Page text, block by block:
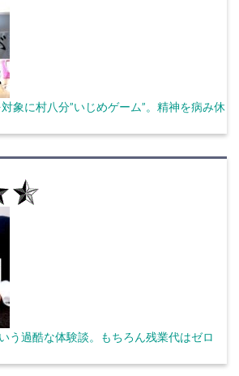
象に村八分”いじめゲーム”。精神を病み休
う過酷な体験談。もちろん残業代はゼロ